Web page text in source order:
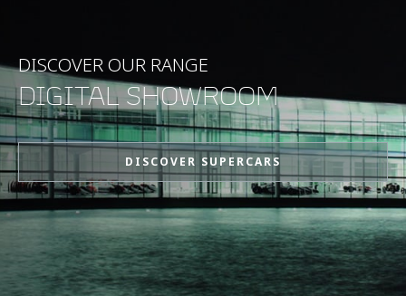
0-100 km/h (62 mph) 3.0 s
0-200 km/h (124 mph)8.6 s
0-100 mph (161 km/h)5.8 s
0-60 mph (97 km/h) 2.9 s
0-400 m (¼ MEILE)
10.6 s @ 222 km/h
DISCOVER OUR RANGE
DIGITAL SHOWROOM
DISCOVER SUPERCARS